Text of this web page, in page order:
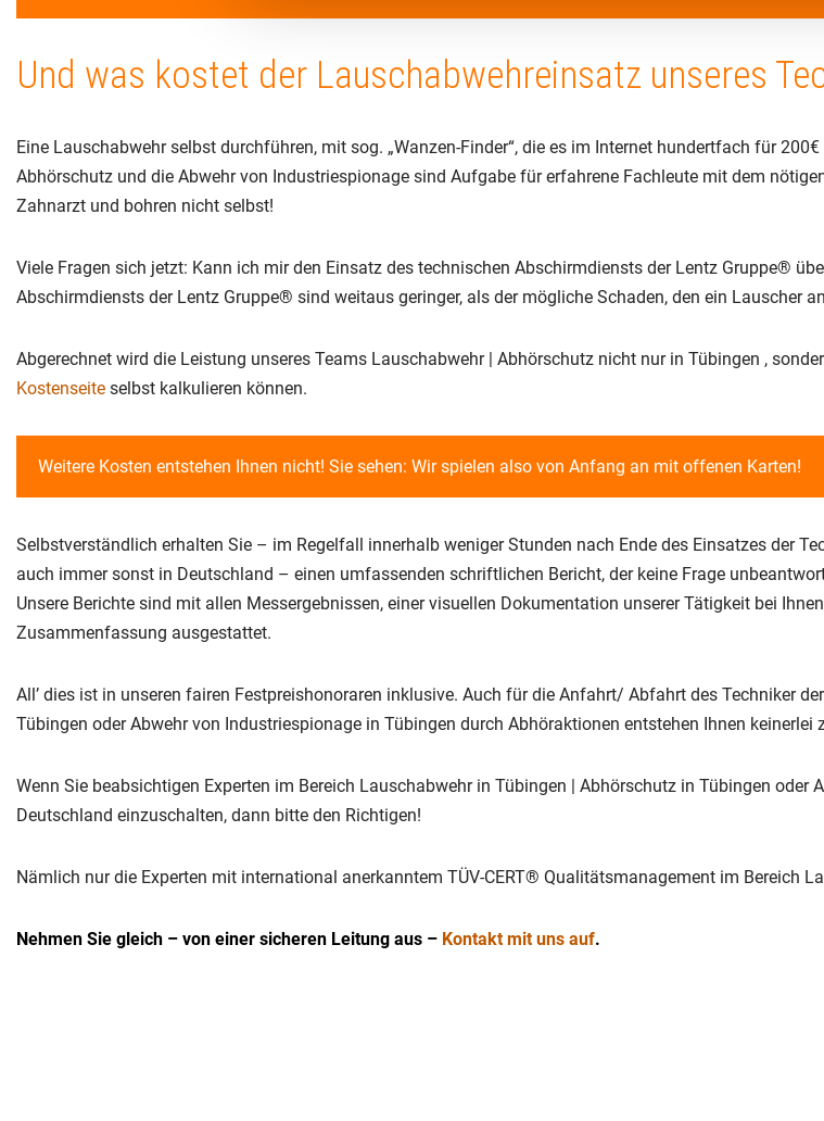
Und was kostet der Lauschabwehreinsatz unseres
Eine Lauschabwehr selbst durchführen, mit sog. „Wanzen-Finder“, die es im Internet hundertfach für
Abhörschutz und die Abwehr von Industriespionage sind Aufgabe für erfahrene Fachleute mit dem
Zahnarzt und bohren nicht selbst!
Viele Fragen sich jetzt: Kann ich mir den Einsatz des technischen Abschirmdiensts der Lentz Gruppe®
Abschirmdiensts der Lentz Gruppe® sind weitaus geringer, als der mögliche Schaden, den ein Lauscher
Abgerechnet wird die Leistung unseres Teams Lauschabwehr | Abhörschutz nicht nur in Tübingen ,
Kostenseite selbst kalkulieren können.
Weitere Kosten entstehen Ihnen nicht! Sie sehen: Wir spielen also von Anfang an mit offenen Karten!
Selbstverständlich erhalten Sie – im Regelfall innerhalb weniger Stunden nach Ende des Einsatzes der
auch immer sonst in Deutschland – einen umfassenden schriftlichen Bericht, der keine Frage
Unsere Berichte sind mit allen Messergebnissen, einer visuellen Dokumentation unserer Tätigkeit bei
Zusammenfassung ausgestattet.
All’ dies ist in unseren fairen Festpreishonoraren inklusive. Auch für die Anfahrt/ Abfahrt des Techniker
Tübingen oder Abwehr von Industriespionage in Tübingen durch Abhöraktionen entstehen Ihnen keinerlei
Wenn Sie beabsichtigen Experten im Bereich Lauschabwehr in Tübingen | Abhörschutz in Tübingen
Deutschland einzuschalten, dann bitte den Richtigen!
Nämlich nur die Experten mit international anerkanntem TÜV-CERT® Qualitätsmanagement im Bereich
Nehmen Sie gleich – von einer sicheren Leitung aus – Kontakt mit uns auf.